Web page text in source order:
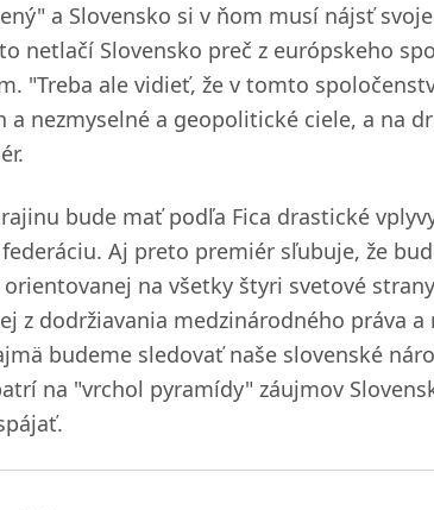
a Slovensko si v ňom musí nájsť
netlačí Slovensko preč z európskeho
"Treba ale vidieť, že v tomto
a nezmyselné a geopolitické ciele, a na
bude mať podľa Fica drastické
Aj preto premiér sľubuje, že
na všetky štyri svetové
z dodržiavania medzinárodného práva a
budeme sledovať naše slovenské
na "vrchol pyramídy" záujmov